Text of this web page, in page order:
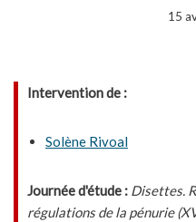
15
Intervention de :
Solène Rivoal
Journée d'étude : Disettes.
régulations de la pénurie